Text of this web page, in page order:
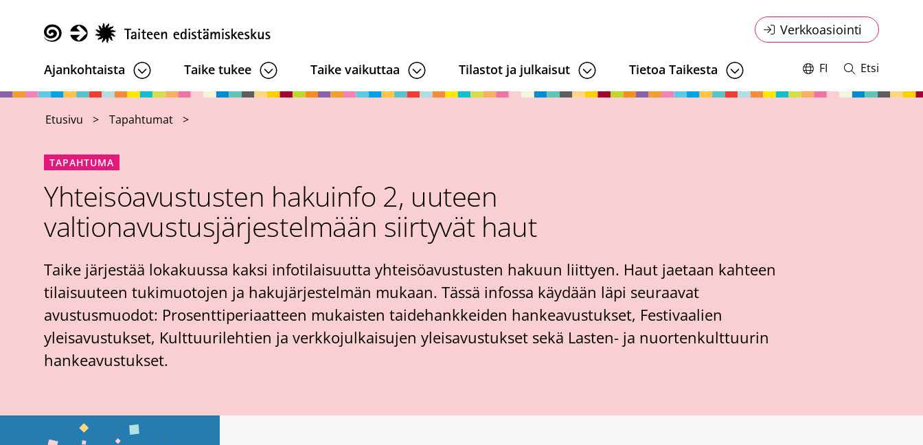
pääsisältöön
Online
service
menu
Verkkoasiointi
Ajankohtaista Taike tukee Taike vaikuttaa Tilastot ja julkaisut Tietoa Taikesta
Vaihda
nykyinen
FI
Avaa
sulje
Etsi
Etusivu Tapahtumat
TAPAHTUMA
Yhteisöavustusten hakuinfo 2, uuteen
valtionavustusjärjestelmään siirtyvät haut
Taike järjestää lokakuussa kaksi infotilaisuutta yhteisöavustusten hakuun liittyen. Haut jaetaan kahteen
tilaisuuteen tukimuotojen ja hakujärjestelmän mukaan. Tässä infossa käydään läpi seuraavat
avustusmuodot: Prosenttiperiaatteen mukaisten taidehankkeiden hankeavustukset, Festivaalien
yleisavustukset, Kulttuurilehtien ja verkkojulkaisujen yleisavustukset sekä Lasten- ja nuortenkulttuurin
hankeavustukset.